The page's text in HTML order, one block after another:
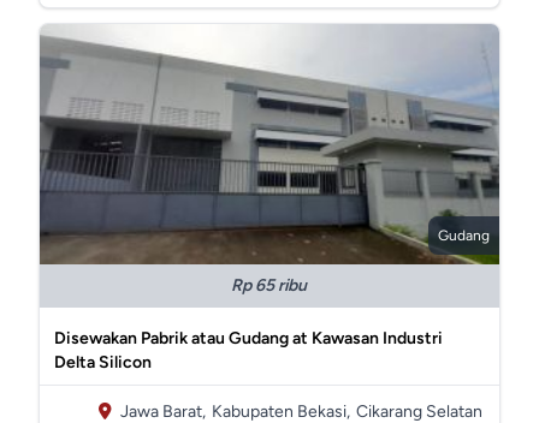
Gudang
Rp 65 ribu
Disewakan Pabrik atau Gudang at Kawasan Industri
Delta Silicon
Jawa Barat, Kabupaten Bekasi, Cikarang Selatan